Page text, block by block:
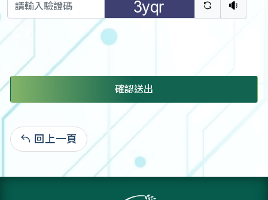
驗證碼重新
聽語
確認送出
回上一頁